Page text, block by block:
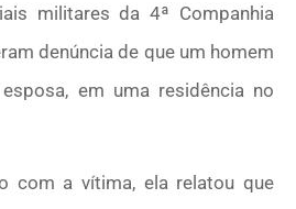
militares da 4ª Companhia
denúncia de que um homem
em uma residência no
com a vítima, ela relatou que